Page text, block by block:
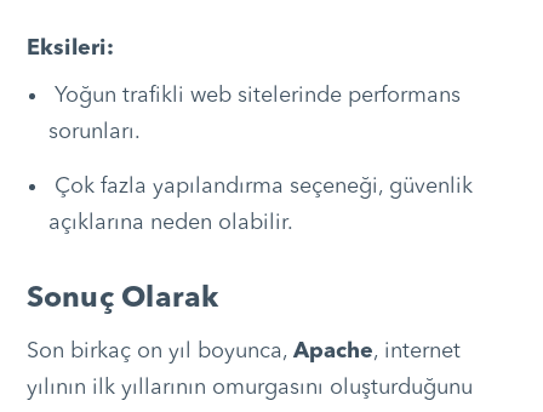
Eksileri:
Yoğun trafikli web sitelerinde performans
sorunları.
Çok fazla yapılandırma seçeneği, güvenlik
açıklarına neden olabilir.
Sonuç Olarak
Son birkaç on yıl boyunca, Apache, internet
yılının ilk yıllarının omurgasını oluşturduğunu